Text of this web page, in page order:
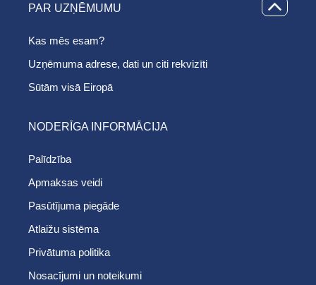
PAR UZŅĒMUMU
Kas mēs esam?
Uzņēmuma adrese, dati un citi rekvizīti
Sūtām visā Eiropā
NODERĪGA INFORMĀCIJA
Palīdzība
Apmaksas veidi
Pasūtījuma piegāde
Atlaižu sistēma
Privātuma politika
Nosacījumi un noteikumi